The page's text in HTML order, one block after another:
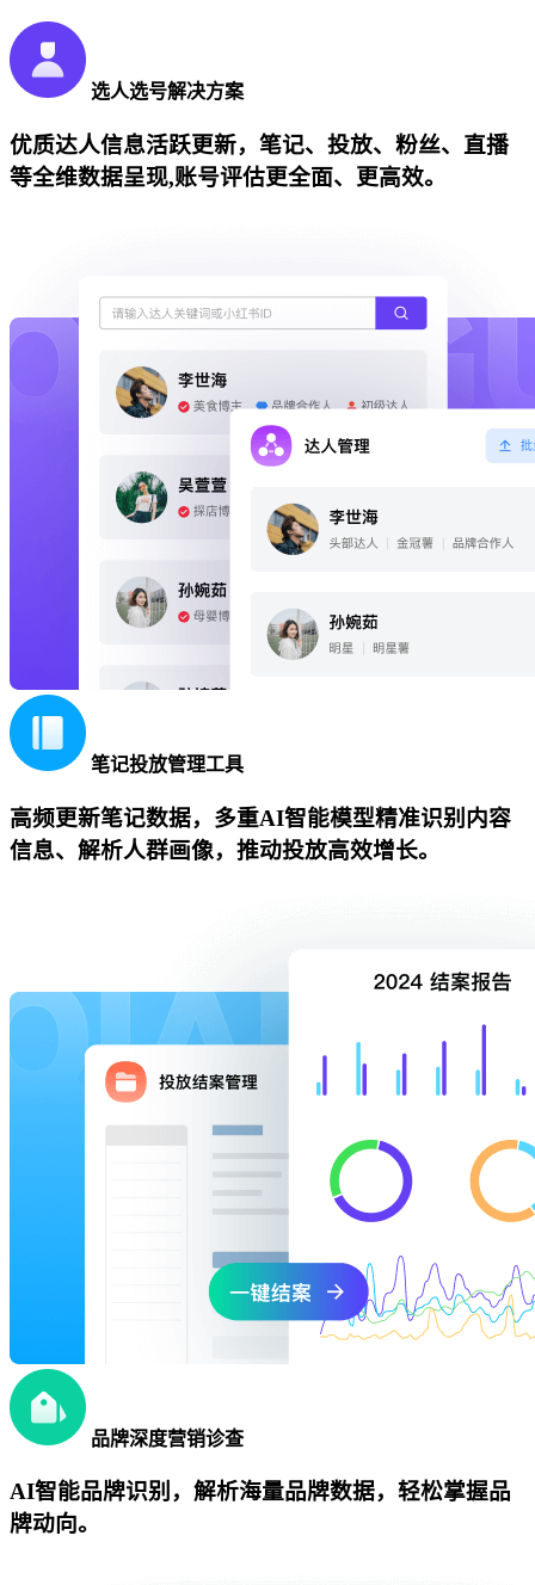
选人选号解决方案
优质达人信息活跃更新，笔记、投放、粉丝、直播
等全维数据呈现,账号评估更全面、更高效。
笔记投放管理工具
高频更新笔记数据，多重AI智能模型精准识别内容
信息、解析人群画像，推动投放高效增长。
品牌深度营销诊查
AI智能品牌识别，解析海量品牌数据，轻松掌握品
牌动向。